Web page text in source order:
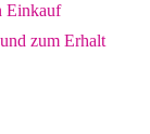
Einkauf
zum Erhalt